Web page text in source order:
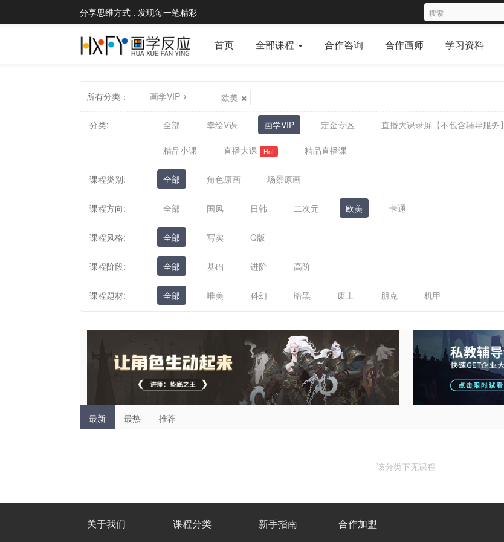
分享思维方式 . 发现每一笔精彩
首页 全部课程 合作咨询 合作画师 学习资料
所有分类： 画学VIP 欧美
分类: 全部 幸绘V课 画学VIP 定金专区 直播大课录屏【不包含辅导服务】
精品小课 直播大课 Hot 精品直播课
课程类别: 全部 角色原画 场景原画
课程方向: 全部 国风 日韩 二次元 欧美 卡通
课程风格: 全部 写实 Q版
课程阶段: 全部 基础 进阶 高阶
课程题材: 全部 唯美 科幻 暗黑 废土 朋克 机甲
最新 最热 推荐
该分类下无课程
关于我们 课程分类 新手指南 合作加盟